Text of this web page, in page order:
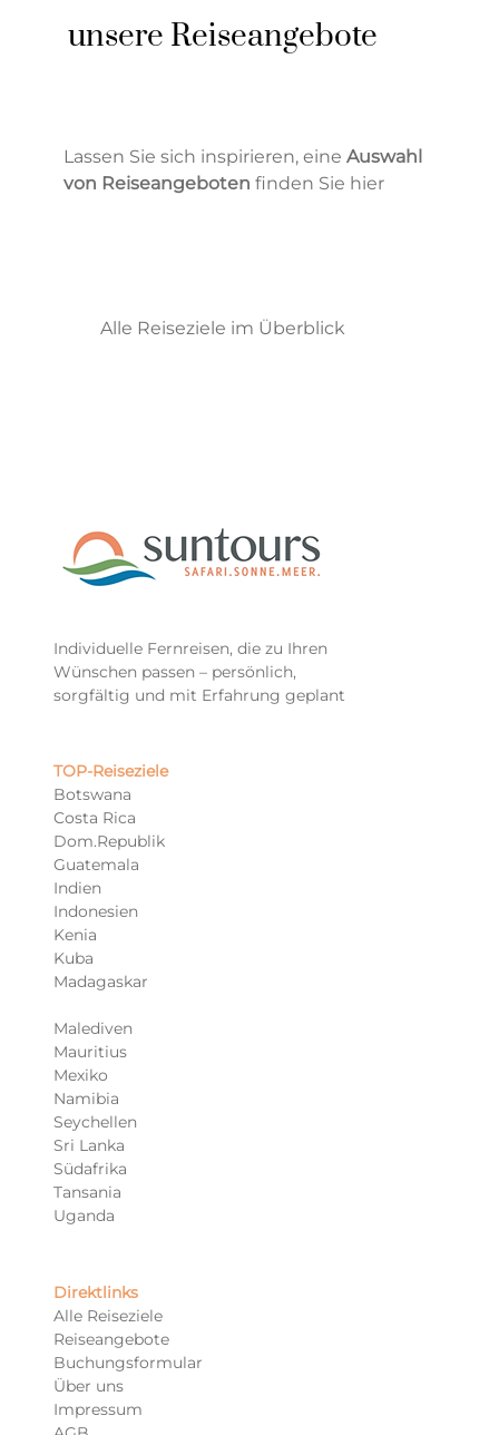
unsere Reiseangebote
Lassen Sie sich inspirieren, eine Auswahl
von Reiseangeboten finden Sie hier
Alle Reiseziele im Überblick
Individuelle Fernreisen, die zu Ihren
Wünschen passen – persönlich,
sorgfältig und mit Erfahrung geplant
TOP-Reiseziele​
Botswana
Costa Rica
Dom.Republik
Guatemala
Indien
Indonesien
Kenia
Kuba
Madagaskar
Malediven
Mauritius
Mexiko
Namibia
Seychellen
Sri Lanka
Südafrika
Tansania
Uganda
Direktlinks
Alle Reiseziele
Reiseangebote
Buchungsformular
Über uns
Impressum